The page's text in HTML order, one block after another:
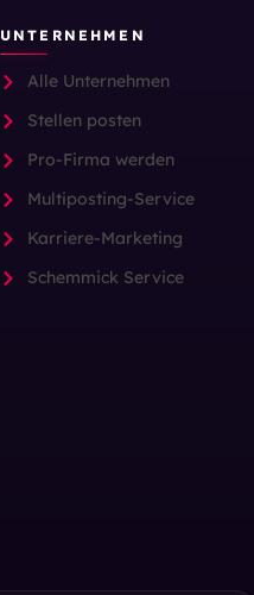
UNTERNEHMEN
Alle Unternehmen
Stellen posten
Pro-Firma werden
Multiposting-Service
Karriere-Marketing
Schemmick Service